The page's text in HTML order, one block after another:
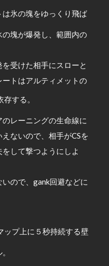
氷の塊をゆっくり飛ば
塊が爆発し、範囲内の
受けた相手にスローと
トはアルティメットの
する。
レーニングの生命線に
ないので、相手がCSを
して撃つようにしよ
ので、gank回避などに
ップ上に５秒持続する壁